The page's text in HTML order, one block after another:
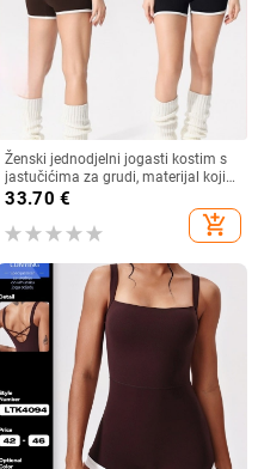
Ženski jednodjelni jogasti kostim s
jastučićima za grudi, materijal koji
odvodi vlagu, sastav 90% najlon,
10% spandex, za zračnu jogu
33.70 €
add_shopping_cart